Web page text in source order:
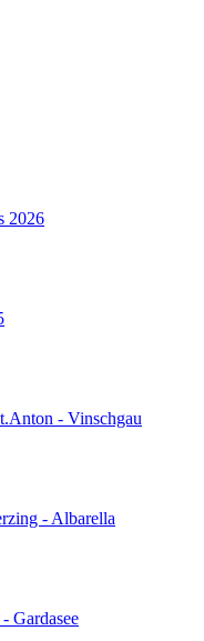
2026
- Vinschgau
- Albarella
Gardasee